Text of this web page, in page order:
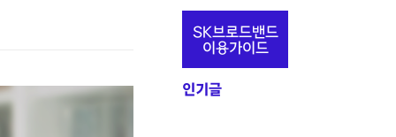
추
정
보
SK브로드밴드
이용가이드
인기글